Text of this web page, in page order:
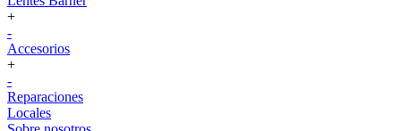
+
-
Accesorios
+
-
Reparaciones
Locales